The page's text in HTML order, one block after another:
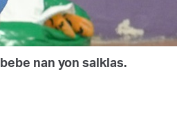
nan yon salklas.